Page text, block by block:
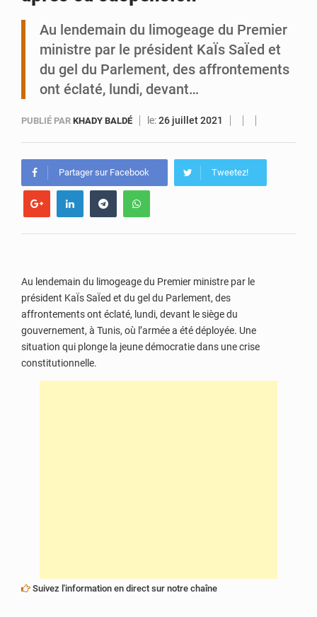
Tibiri : le dialogue, nouveau terrain de jeu pour la paix
Au lendemain du limogeage du Premier
ministre par le président KaÏs SaÏed et
du gel du Parlement, des affrontements
ont éclaté, lundi, devant…
PUBLIÉ PAR KHADY BALDÉ le:26 juillet 2021
Partager sur Facebook Tweetez!
Au lendemain du limogeage du Premier ministre par le
président KaÏs SaÏed et du gel du Parlement, des
affrontements ont éclaté, lundi, devant le siège du
gouvernement, à Tunis, où l’armée a été déployée. Une
situation qui plonge la jeune démocratie dans une crise
constitutionnelle.
Suivez l'information en direct sur notre chaîne